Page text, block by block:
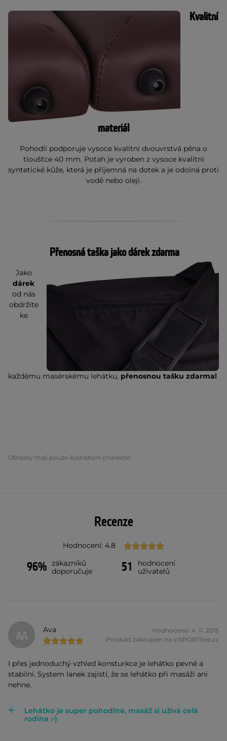
Kvalitní
materiál
Pohodlí podporuje vysoce kvalitní dvouvrstvá pěna o
tloušťce 40 mm. Potah je vyroben z vysoce kvalitní
syntetické kůže, která je příjemná na dotek a je odolná proti
vodě nebo oleji.
Přenosná taška jako dárek zdarma
Jako
dárek
od nás
obdržíte
ke
každému masérskému lehátku, přenosnou tašku zdarma!
Obrázky mají pouze ilustrativní charakter.
Recenze
Hodnocení: 4.8
96% zákazníků
doporučuje
51
hodnocení
uživatelů
AA Ava
Hodnoceno: 4. 11. 2015
Produkt zakoupen na inSPORTline.cz
I přes jednoduchý vzhled konsturkce je lehátko pevné a
stabilní. System lanek zajistí, že se lehátko při masáži ani
nehne.
Lehátko je super pohodlné, masáž si užívá celá
rodina :-)